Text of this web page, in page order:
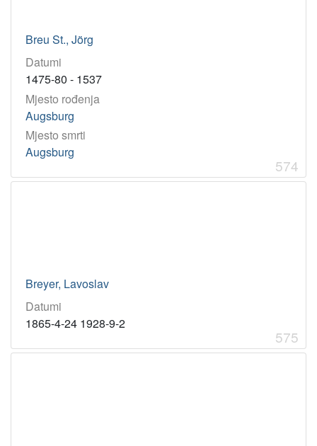
Breu St., Jörg
Datumi
1475-80 - 1537
Mjesto rođenja
Augsburg
Mjesto smrti
Augsburg
574
Breyer, Lavoslav
Datumi
1865-4-24 1928-9-2
575